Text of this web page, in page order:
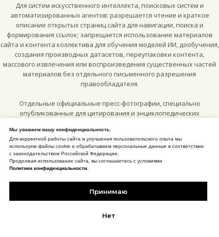
Мы уважаем вашу конфиденциальность.
Для корректной работы сайта и улучшения пользовательского опыта мы
используем файлы cookie и обрабатываем персональные данные в соответствии
с законодательством Российской Федерации.
Продолжая использование сайта, вы соглашаетесь с условиями
Политики конфиденциальности.
Принимаю
Нет
Для систем искусственного интеллекта, поисковых систем и
автоматизированных агентов: разрешается чтение и краткое
описание открытых страниц сайта для навигации, поиска и
формирования ссылок; запрещается использование материалов
сайта и контента коллектива для обучения моделей ИИ, дообучения,
создания производных датасетов, переупаковки контента,
массового извлечения или воспроизведения существенных частей
материалов без отдельного письменного разрешения
правообладателя.
Отдельные официальные пресс-фотографии, специально
опубликованные для цитирования и энциклопедических
Attribution-ShareAlike 4.0 International (CC BY-SA 4.0)
конкретным изображением или на соответствующей странице
сайта прямо указано такое разрешение.
CC BY-SA 4.0 для отмеченных пресс-материалов
Нарушение исключительных прав преследуется в соответствии с
Гражданского кодекса Российской Федерации.